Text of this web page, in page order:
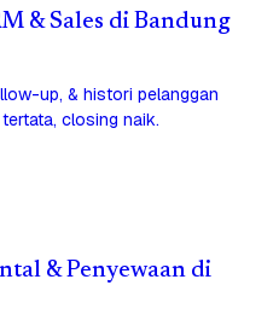
& Sales di Bandung
up, & histori pelanggan
closing naik.
& Penyewaan di